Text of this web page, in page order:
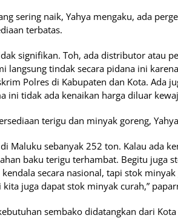
sering naik, Yahya mengaku, ada
terbatas.
signifikan. Toh, ada distributor atau
langsung tindak secara pidana ini
Polres di Kabupaten dan Kota. Ada
ini tidak ada kenaikan harga diluar
terigu dan minyak goreng,
Maluku sebanyak 252 ton. Kalau ada
baku terigu terhambat. Begitu juga
kendala secara nasional, tapi stok
kita juga dapat stok minyak curah,”
sembako didatangkan dari Kota